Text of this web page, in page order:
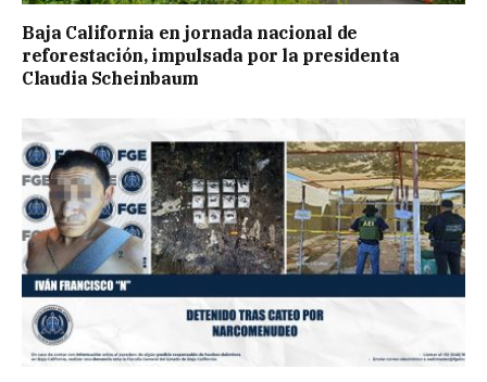
Baja California en jornada nacional de
reforestación, impulsada por la presidenta
Claudia Scheinbaum